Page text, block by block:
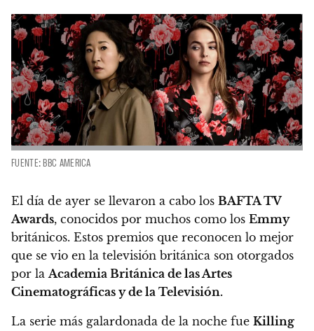
FUENTE: BBC AMERICA
El día de ayer se llevaron a cabo los BAFTA TV
Awards, conocidos por muchos como los Emmy
británicos. Estos premios que reconocen lo mejor
que se vio en la televisión británica son otorgados
por la Academia Británica de las Artes
Cinematográficas y de la Televisión.
La serie más galardonada de la noche fue Killing